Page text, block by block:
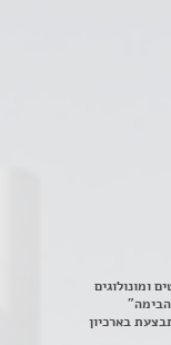
ומונולוגים
ב"הבימה"
בארכיון